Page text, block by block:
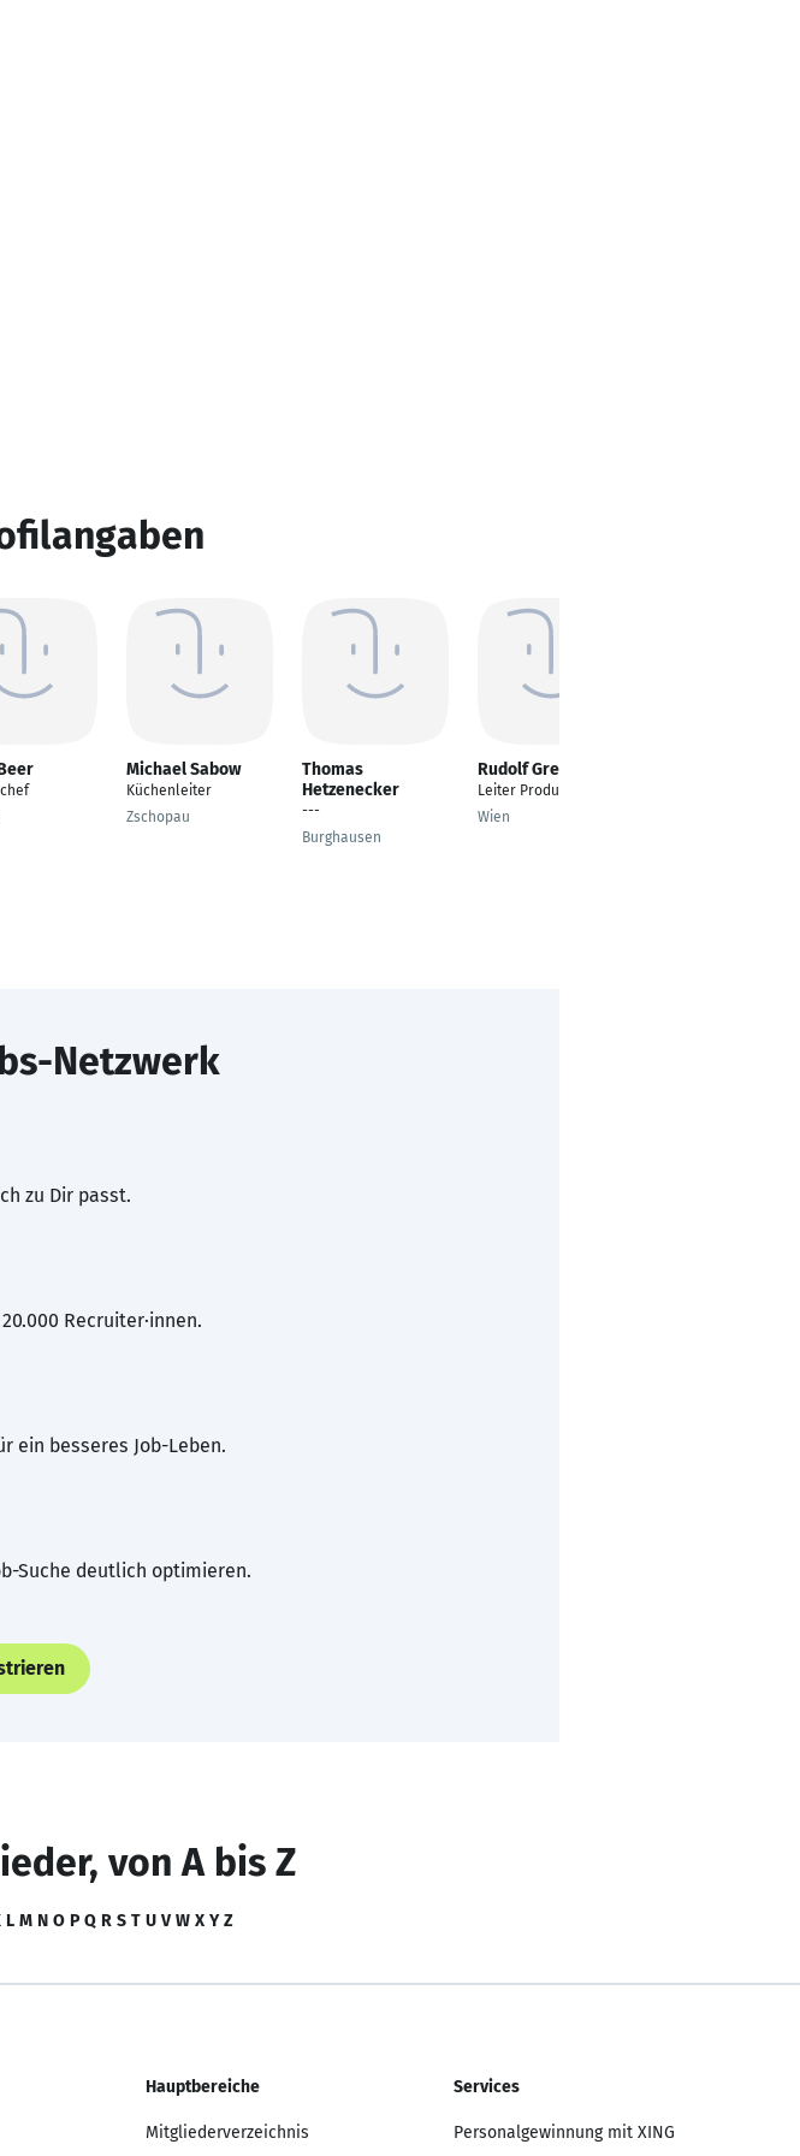
Michael Sabow
Küchenleiter
Zschopau
Thomas
Hetzenecker
---
Burghausen
Rudolf Greppel
Leiter Produktion
Wien
Netzwerk
zu Dir passt.
Recruiter·innen.
ein besseres Job-Leben.
Suche deutlich optimieren.
von A bis Z
L M N O P Q R S T U V W X Y Z
Hauptbereiche
Mitgliederverzeichnis
Services
Personalgewinnung mit XING